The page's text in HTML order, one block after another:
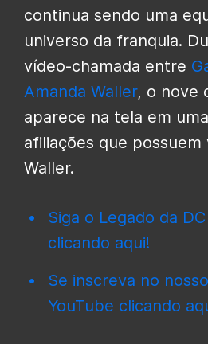
continua sendo uma
universo da franquia.
vídeo-chamada entre
Amanda Waller, o nove
aparece na tela em
afiliações que possuem
Waller.
Siga o Legado da
clicando aqui!
Se inscreva no
YouTube clicando